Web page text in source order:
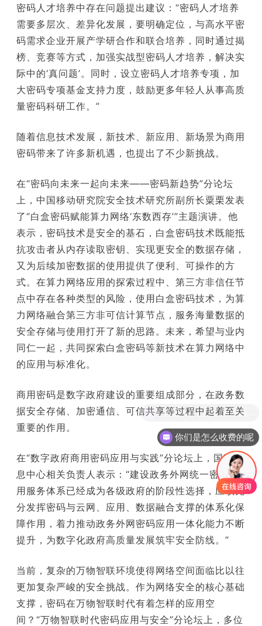
密码人才培养中存在问题提出建议：“密码人才培养
需要多层次、差异化发展，要明确定位，与高水平密
码需求企业开展产学研合作和联合培养，同时通过揭
榜、竞赛等方式，加强实战型密码人才培养，解决实
际中的‘真问题’。同时，设立密码人才培养专项，加
大密码专项基金支持力度，鼓励更多年轻人从事高质
量密码科研工作。”
随着信息技术发展，新技术、新应用、新场景为商用
密码带来了许多新机遇，也提出了不少新挑战。
在“密码向未来一起向未来——密码新趋势”分论坛
上，中国移动研究院安全技术研究所副所长粟栗发表
了“白盒密码赋能算力网络‘东数西存’”主题演讲。他
表示，密码技术是安全的基石，白盒密码技术既能抵
抗攻击者从内存读取密钥、实现更安全的数据存储，
又为后续加密数据的使用提供了便利、可操作的方
式。在算力网络应用的探索过程中、第三方非信任节
点中存在各种类型的风险，使用白盒密码技术，为算
力网络融合第三方非可信计算节点，服务海量数据的
安全存储与使用打开了新的思路。未来，希望与业内
同仁一起，共同探索白盒密码等新技术在算力网络中
的应用与标准化。
商用密码是数字政府建设的重要组成部分，在政务数
据安全存储、加密通信、可信共享等过程中起着至关
重要的作用。
在“数字政府商用密码应用与实践”分论坛上，国家信
息中心相关负责人表示：“建设政务外网统一密码应
用服务体系已经成为各级政府的阶段性选择，应该充
分发挥密码与云网、应用、数据融合支撑的体系化保
障作用，着力推动政务外网密码应用一体化能力不断
提升，为数字化政府高质量发展筑牢安全防线。”
当前，复杂的万物智联环境使得网络空间面临比以往
更加复杂严峻的安全挑战。作为网络安全的核心基础
支撑，密码在万物智联时代有着怎样的应用空
间？“万物智联时代密码应用与安全”分论坛上，多位
你们是怎么收费的呢